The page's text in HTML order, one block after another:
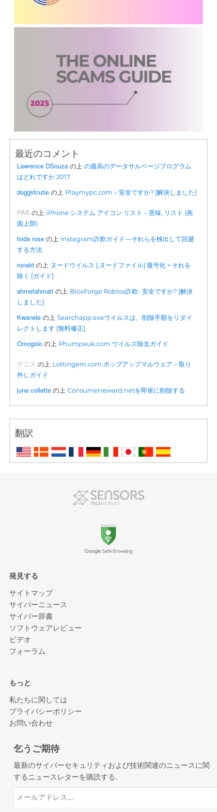
最近のコメント
Lawrence DSouza の上の最高のデータサルベージプログラム
はどれですか 2017
doggirlcutie の上 Playmypc.com – 安全ですか? [解決しました]
PAB の上 iPhone システム アイコン リスト – 意味, リスト (画
面上部)
linda rose の上 Instagram詐欺ガイド—それらを検出して回避
する方法
ronald の上 ヌードウイルス [.ヌードファイル] 復号化 + それを
除く [ガイド]
ahmetahmati の上 BloxForge Roblox詐欺- 安全ですか? [解決
しました]
Kwanele の上Searchapp.exeウイルスは、削除手順をリダイ
レクトします [無料修正]
Omogolo の上 Phumpauk.com ウイルス除去ガイド
デニス の上 Lottingem.com ポップアップマルウェア – 取り
外しガイド
june collette の上Consumerreward.netを即座に削除する
翻訳
発見する
サイトマップ
サイバーニュース
サイバー辞書
ソフトウェアレビュー
ビデオ
フォーラム
もっと
私たちに関しては
プライバシーポリシー
お問い合わせ
乞うご期待
最新のサイバーセキュリティおよび技術関連のニュースに関
するニュースレターを購読する.